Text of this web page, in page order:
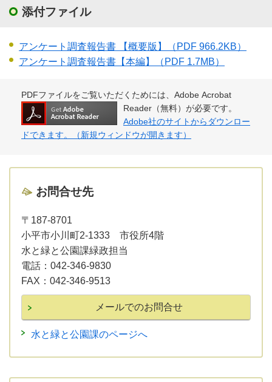
添付ファイル
アンケート調査報告書 【概要版】
（PDF 966.2KB）
アンケート調査報告書【本編】
（PDF 1.7MB）
PDFファイルをご覧いただくためには、Adobe Acrobat
Reader（無料）が必要です。
Adobe社のサイトからダウンロー
ドできます。（新規ウィンドウが開きます）
お問合せ先
〒187-8701
小平市小川町2-1333 市役所4階
水と緑と公園課緑政担当
電話： 042-346-9830
FAX： 042-346-9513
水と緑と公園課のページへ